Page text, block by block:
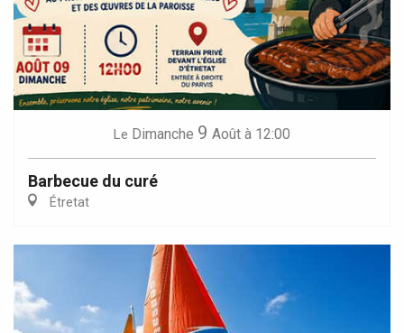
Le Dimanche 9 Août à 12:00
Barbecue du curé
Étretat